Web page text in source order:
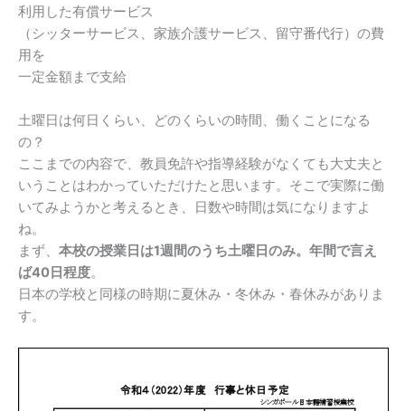
利用した有償サービス
（シッターサービス、家族介護サービス、留守番代行）の費
用を
一定金額まで支給
土曜日は何日くらい、どのくらいの時間、働くことになる
の？
ここまでの内容で、教員免許や指導経験がなくても大丈夫と
いうことはわかっていただけたと思います。そこで実際に働
いてみようかと考えるとき、日数や時間は気になりますよ
ね。
まず、 本校の授業日は1週間のうち土曜日のみ。年間で言え
ば40日程度。
日本の学校と同様の時期に夏休み・冬休み・春休みがありま
す。